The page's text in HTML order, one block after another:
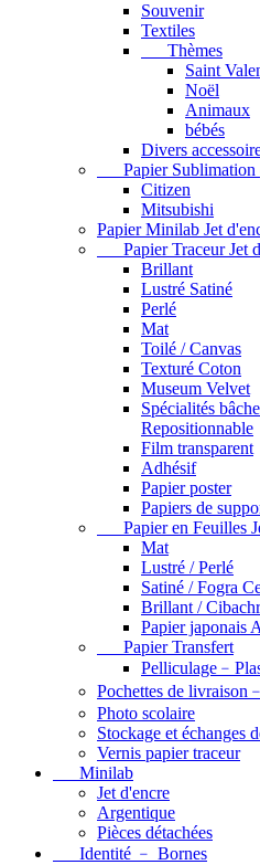
Souvenir
Textiles
Thèmes
Saint
Noël
Animaux
bébés
Divers
Papier
Citizen
Mitsubishi
Papier Minilab Jet
Papier Traceur Jet
Brillant
Lustré Satiné
Perlé
Mat
Toilé / Canvas
Texturé Coton
Museum Velvet
Spécialités
Repositionnable
Film transparent
Adhésif
Papier poster
Papiers de
Papier en Feuilles
Mat
Lustré / Perlé
Satiné / Fogra
Brillant /
Papier japonais
Papier Transfert
Pochettes de
Photo scolaire
Stockage et échanges
Vernis papier traceur
Minilab
Jet d'encre
Argentique
Pièces détachées
Identité ﹣ Bornes